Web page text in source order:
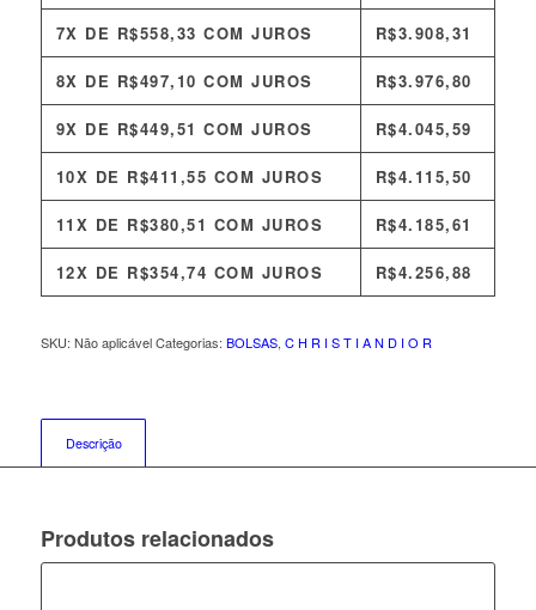
7X DE R$558,33 COM JUROS R$3.908,31
8X DE R$497,10 COM JUROS R$3.976,80
9X DE R$449,51 COM JUROS R$4.045,59
10X DE R$411,55 COM JUROS R$4.115,50
11X DE R$380,51 COM JUROS R$4.185,61
12X DE R$354,74 COM JUROS R$4.256,88
SKU: Não aplicável Categorias: BOLSAS, C H R I S T I A N D I O R
Descrição
Produtos relacionados